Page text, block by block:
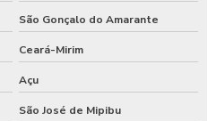
São Gonçalo do Amarante
Ceará-Mirim
Açu
São José de Mipibu